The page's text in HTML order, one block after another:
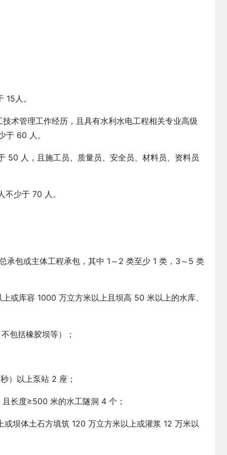
人。
术管理工作经历，且具有水利水电工程相关专业高级
于 60 人。
50 人，且施工员、质量员、安全员、材料员、资料员
少于 70 人。
承包或主体工程承包，其中 1～2 类至少 1 类，3～5 类
或库容 1000 万立方米以上且坝高 50 米以上的水库、
包括橡胶坝等）；
）以上泵站 2 座；
长度≥500 米的水工隧洞 4 个；
坝体土石方填筑 120 万立方米以上或灌浆 12 万米以